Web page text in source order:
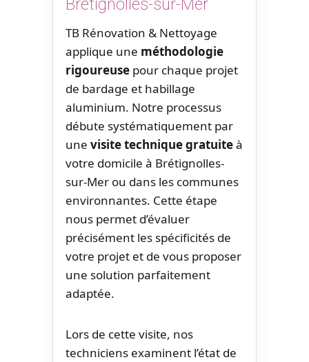
TB Rénovation & Nettoyage
applique une méthodologie
rigoureuse pour chaque projet
de bardage et habillage
aluminium. Notre processus
débute systématiquement par
une visite technique gratuiteà
votre domicile à Brétignolles-
sur-Mer ou dans les communes
environnantes. Cette étape
nous permet d’évaluer
précisément les spécificités de
votre projet et de vous proposer
une solution parfaitement
adaptée.
Lors de cette visite, nos
techniciens examinent l’état de